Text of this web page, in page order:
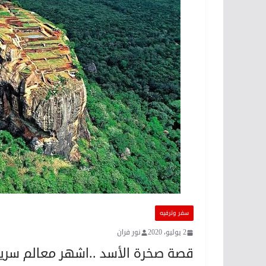
سفر وترفيه
2 يوليو، 2020 نور فران
قصة صخرة الأسد ..اشهر معالم